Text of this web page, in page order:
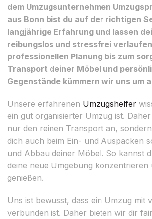
dem Umzugsunternehmen
aus Bonn bist du auf der richtigen
langjährige Erfahrung und lassen
reibungslos und stressfrei
professionellen Planung bis zum
Transport deiner Möbel und
Gegenstände kümmern wir uns um
Unsere erfahrenen Umzugshelfer
ein gut organisierter Umzug ist.
nur den reinen Transport an,
dich auch beim Ein- und Auspacken
und Abbau deiner Möbel. So kannst
deine neue Umgebung konzentrieren
genießen.
Uns ist bewusst, dass ein Umzug mit
verbunden ist. Daher bieten wir dir